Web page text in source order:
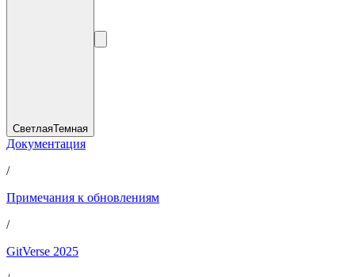
СветлаяТемная
Документация
/
Примечания к обновлениям
/
GitVerse 2025